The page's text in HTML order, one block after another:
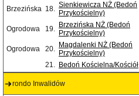
Brzezińska 18. Sienkiewicza NŻ (Bedoń
Przykościelny)
Ogrodowa
19. Brzezińska NŻ (Bedoń
Przykościelny)
Ogrodowa
20. Magdalenki NŻ (Bedoń
Przykościelny)
21. Bedoń Kościelna/Kościół
rondo Inwalidów